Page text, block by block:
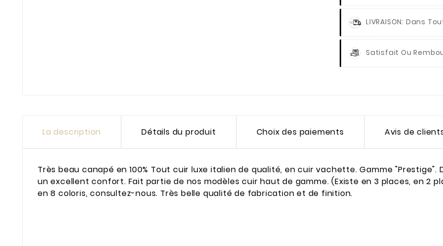
LIVRAISON: Dans
Satisfait Ou
La description Détails du produit Choix des paiements Avis de
Très beau canapé en 100% Tout cuir luxe italien de qualité, en cuir vachette. Gamme
un excellent confort. Fait partie de nos modèles cuir haut de gamme. (Existe en 3 places, en 2
en 8 coloris, consultez-nous. Très belle qualité de fabrication et de finition.